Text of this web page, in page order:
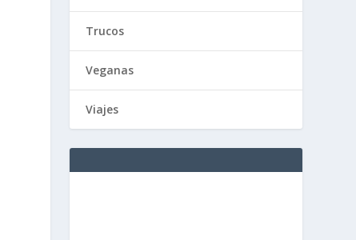
Trucos
Veganas
Viajes